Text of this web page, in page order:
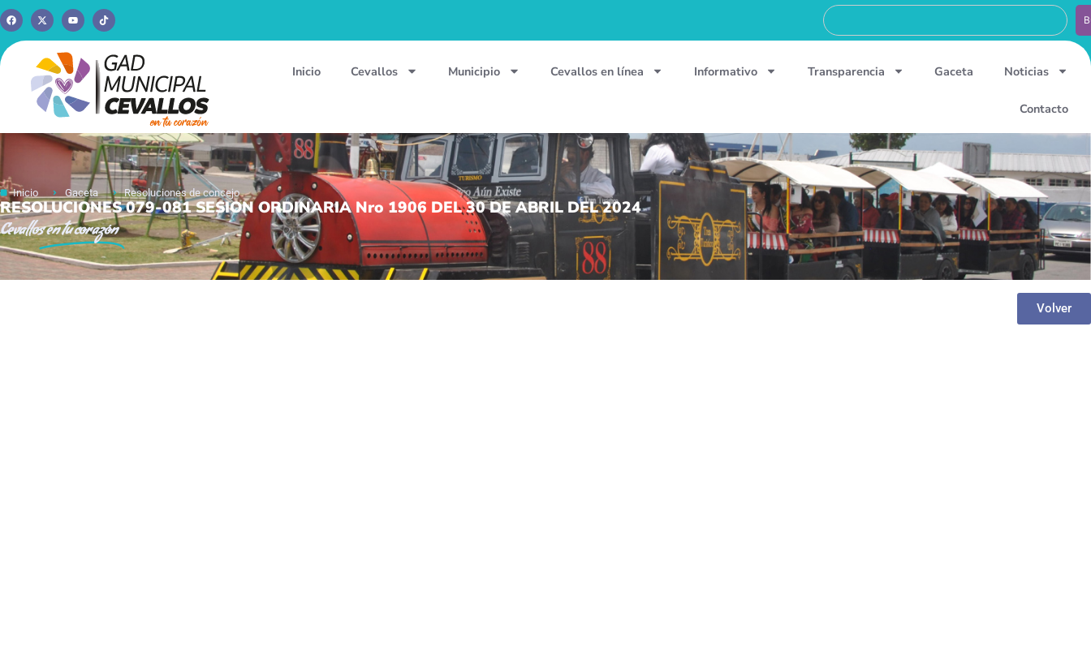
Inicio Cevallos Municipio Cevallos en línea Informativo Transparencia Gaceta Noticias
Contacto
Inicio Gaceta Resoluciones de concejo
RESOLUCIONES 079-081 SESION ORDINARIA Nro 1906 DEL 30 DE ABRIL DEL 2024
Cevallosen tu corazón
Volver